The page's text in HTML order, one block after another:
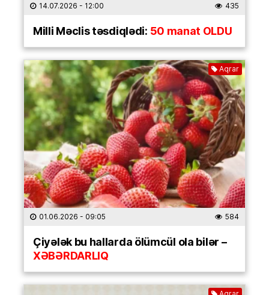
14.07.2026 - 12:00 435
Milli Məclis təsdiqlədi: 50 manat OLDU
Aqrar
01.06.2026 - 09:05 584
Çiyələk bu hallarda ölümcül ola bilər –
XƏBƏRDARLIQ